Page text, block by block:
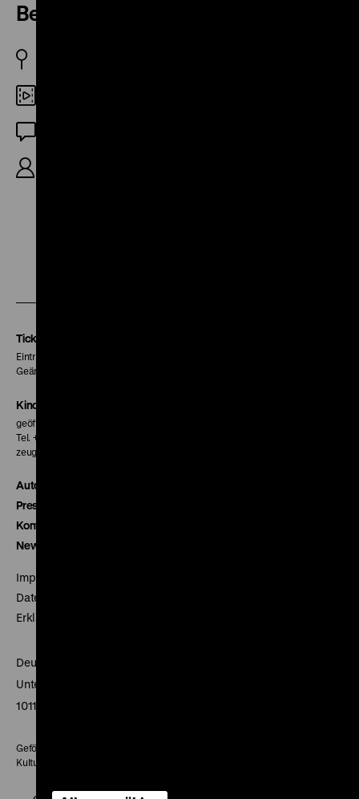
Berlin – Bauplatz der Jugend
Tickets
Eintritt 5 €
Geänderte Preise sind im Programm vermerkt.
Kinokasse
geöffnet 30 Minuten vor Beginn der ersten Vorstellung
Tel. + 49 30 20304-770
zeughauskino@dhm.de
Autor*innen
Presse
Kontakt
Newsletter
Impressum
Datenschutz
Erklärung digitale Barrierefreiheit
Deutsches Historisches Museum
Unter den Linden 2
10117 Berlin
Gefördert mit Mitteln des Beauftragten der Bundesregierung für
Kultur und Medien